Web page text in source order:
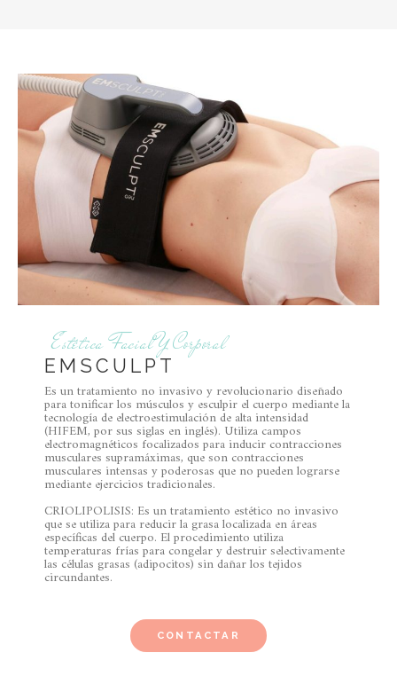
Estética Facial Y Corporal
EMSCULPT
Es un tratamiento no invasivo y revolucionario diseñado
para tonificar los músculos y esculpir el cuerpo mediante la
tecnología de electroestimulación de alta intensidad
(HIFEM, por sus siglas en inglés). Utiliza campos
electromagnéticos focalizados para inducir contracciones
musculares supramáximas, que son contracciones
musculares intensas y poderosas que no pueden lograrse
mediante ejercicios tradicionales.
CRIOLIPOLISIS: Es un tratamiento estético no invasivo
que se utiliza para reducir la grasa localizada en áreas
específicas del cuerpo. El procedimiento utiliza
temperaturas frías para congelar y destruir selectivamente
las células grasas (adipocitos) sin dañar los tejidos
circundantes.
CONTACTAR